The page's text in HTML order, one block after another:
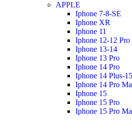
APPLE
Iphone 7-8-SE
Iphone XR
Iphone 11
Iphone 12-12 Pro
Iphone 13-14
Iphone 13 Pro
Iphone 14 Pro
Iphone 14 Plus-
Iphone 14 Pro
Iphone 15
Iphone 15 Pro
Iphone 15 Pro